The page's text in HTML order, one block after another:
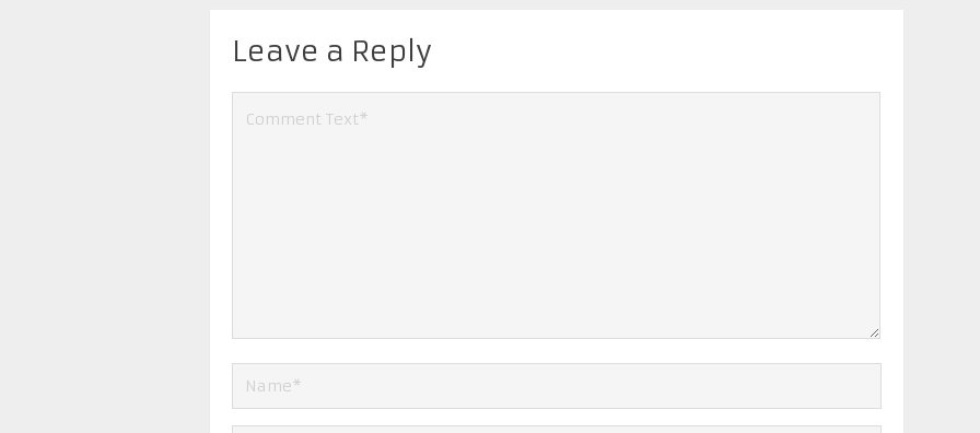
Leave a Reply